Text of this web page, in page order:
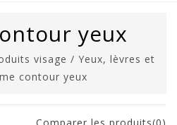
yeux
visage / Yeux, lèvres et
contour yeux